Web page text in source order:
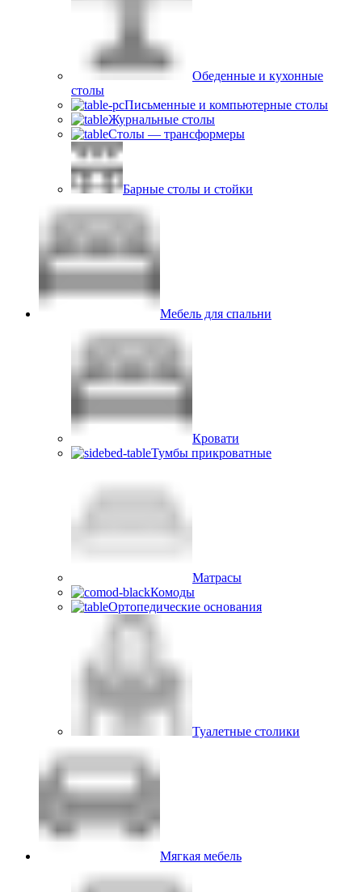
Обеденные и кухонные
столы
Письменные и компьютерные столы
Журнальные столы
Столы — трансформеры
Барные столы и стойки
Мебель для спальни
Кровати
Тумбы прикроватные
Матрасы
Комоды
Ортопедические основания
Туалетные столики
Мягкая мебель